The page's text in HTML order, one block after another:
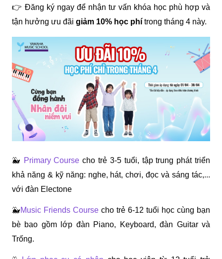
👉 Đăng ký ngay để nhận tư vấn khóa học phù hợp và
tận hưởng ưu đãi giảm 10% học phí trong tháng 4 này.
🐳 ️ Primary Course cho trẻ 3-5 tuổi, tập trung phát triển
khả năng & kỹ năng: nghe, hát, chơi, đọc và sáng tác,...
với đàn Electone
🐳Music Friends Course cho trẻ 6-12 tuổi học cùng bạn
bè bao gồm lớp đàn Piano, Keyboard, đàn Guitar và
Trống.